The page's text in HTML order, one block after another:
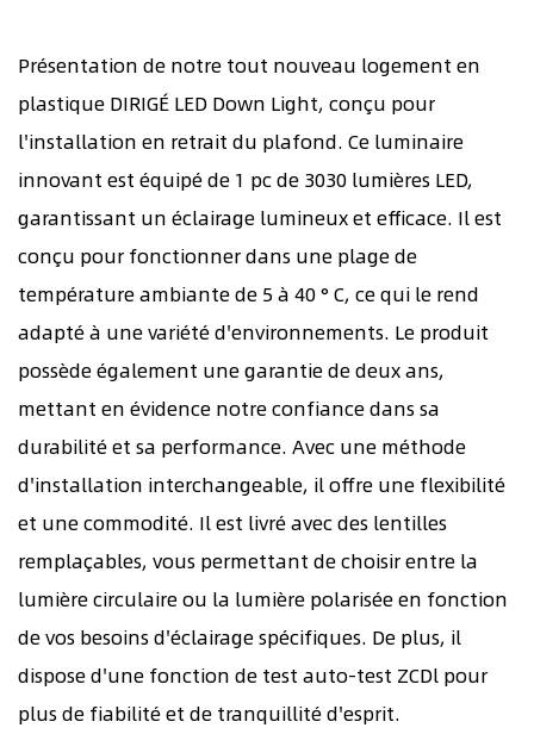
Présentation de notre tout nouveau logement en
plastique DIRIGÉ LED Down Light, conçu pour
l'installation en retrait du plafond. Ce luminaire
innovant est équipé de 1 pc de 3030 lumières LED,
garantissant un éclairage lumineux et efficace. Il est
conçu pour fonctionner dans une plage de
température ambiante de 5 à 40 ° C, ce qui le rend
adapté à une variété d'environnements. Le produit
possède également une garantie de deux ans,
mettant en évidence notre confiance dans sa
durabilité et sa performance. Avec une méthode
d'installation interchangeable, il offre une flexibilité
et une commodité. Il est livré avec des lentilles
remplaçables, vous permettant de choisir entre la
lumière circulaire ou la lumière polarisée en fonction
de vos besoins d'éclairage spécifiques. De plus, il
dispose d'une fonction de test auto-test ZCDl pour
plus de fiabilité et de tranquillité d'esprit.